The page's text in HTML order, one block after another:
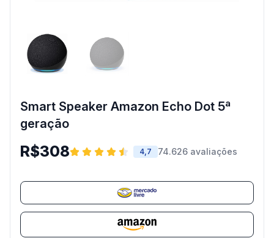
Smart Speaker Amazon Echo Dot 5ª
geração
R$308 4,7 74.626 avaliações